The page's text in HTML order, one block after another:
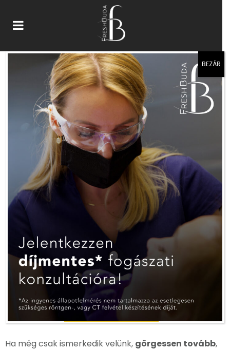
Üdvözöljük a Fresh Buda
Fogászat oldalán!
Örülünk, hogy ellátogatott hozzánk!
KorábbanFresh24Dentalnéven ismerhetett
minket, ám 2025-ben nevet változtattunk, azóta
Fresh Buda
néven találhatja meg rendelőnket.
Célunk, hogy barátságos légkörben, a
legmodernebb eszközökkel és szakértelemmel
gondoskodjunk fogainak egészségéről, mosolyának
szépségéről.
Ha már mostszeretne időpontot foglalni
kattintson az alábbi gombra, és hívjon minket
bizalommal:
TELEFONÁLOK
Ha még csak ismerkedik velünk, görgessen tovább,
BEZÁR